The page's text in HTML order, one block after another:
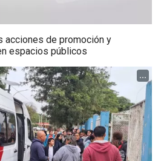
acciones de promoción y
espacios públicos
...